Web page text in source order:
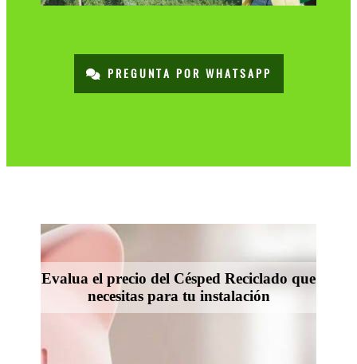
PREGUNTA POR WHATSAPP
Evalua el precio del Césped Reciclado que
necesitas para tu instalación